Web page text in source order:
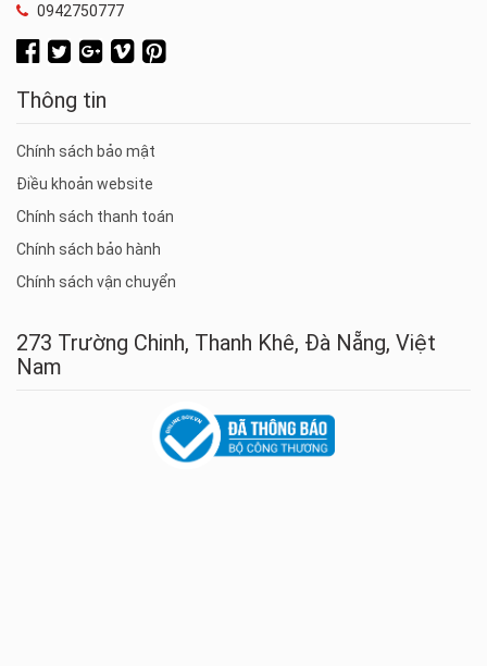
0942750777
Thông tin
Chính sách bảo mật
Điều khoản website
Chính sách thanh toán
Chính sách bảo hành
Chính sách vận chuyển
273 Trường Chinh, Thanh Khê, Đà Nẵng, Việt
Nam